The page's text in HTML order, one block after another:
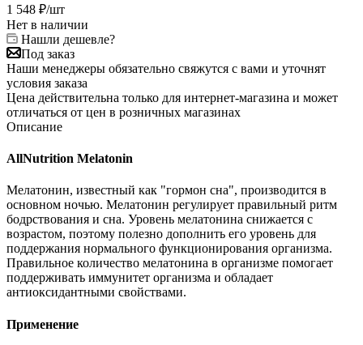
1 548 ₽/шт
Нет в наличии
Нашли дешевле?
Под заказ
Наши менеджеры обязательно свяжутся с вами и уточнят
условия заказа
Цена действительна только для интернет-магазина и может
отличаться от цен в розничных магазинах
Описание
AllNutrition Melatonin
Мелатонин, известный как "гормон сна", производится в
основном ночью. Мелатонин регулирует правильный ритм
бодрствования и сна. Уровень мелатонина снижается с
возрастом, поэтому полезно дополнить его уровень для
поддержания нормального функционирования организма.
Правильное количество мелатонина в организме помогает
поддерживать иммунитет организма и обладает
антиоксидантными свойствами.
Применение